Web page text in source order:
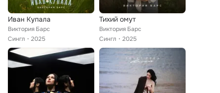
Иван Купала
Виктория Барс
Сингл
2025
Тихий омут
Виктория Барс
Сингл
2025